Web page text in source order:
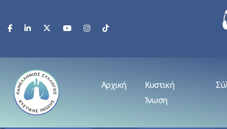
Αρχική
Κυστική
Ίνωση